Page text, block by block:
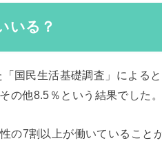
いる？
国民生活基礎調査」による
の他8.5％という結果でした
の7割以上が働いていること